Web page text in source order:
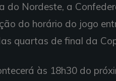
do Nordeste, a
do horário do jogo
quartas de final da
às 18h30 do